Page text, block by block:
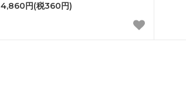
4,860円(税360円)